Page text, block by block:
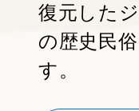
復元した
の歴史民
す。